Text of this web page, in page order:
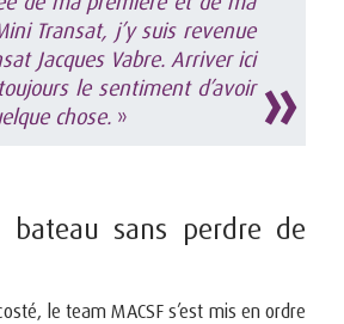
Transat, j’y suis revenue
Jacques Vabre. Arriver ici
le sentiment d’avoir
chose. »
bateau sans perdre de
le team MACSF s’est mis en ordre